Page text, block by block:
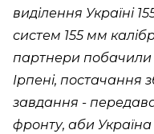
виділення Україні
систем 155 мм
партнери побачили
Ірпені,
завдання -
фронту, аби